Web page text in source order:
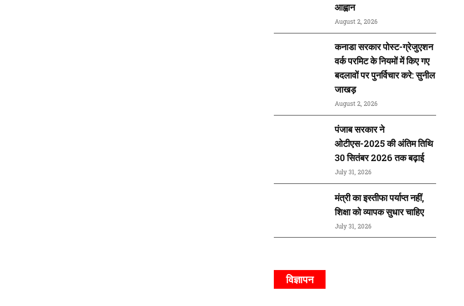
आह्वान
August 2, 2026
कनाडा सरकार पोस्ट-ग्रेजुएशन
वर्क परमिट के नियमों में किए गए
बदलावों पर पुनर्विचार करे: सुनील
जाखड़
August 2, 2026
पंजाब सरकार ने
ओटीएस-2025 की अंतिम तिथि
30 सितंबर 2026 तक बढ़ाई
July 31, 2026
मंत्री का इस्तीफा पर्याप्त नहीं,
शिक्षा को व्यापक सुधार चाहिए
July 31, 2026
विज्ञापन